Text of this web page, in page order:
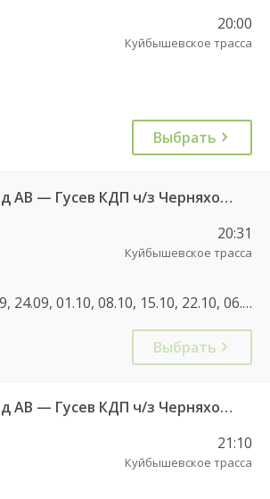
20:00
Куйбышевское трасса
Выбрать
580 Калининград АВ — Гусев КДП ч/з Черняховск АС
20:31
Куйбышевское трасса
01.09, 08.09, 17.09, 24.09, 01.10, 08.10, 15.10, 22.10, 06.11, 02.01, 08.01, 22.02, 07.03, 13.03, 14.03, 21.07, 28.07, 18.08, 25.08, 01.09, 02.11, 04.11, 28.12, 29.12, 08.01, 21.09
Выбрать
580 Калининград АВ — Гусев КДП ч/з Черняховск АС
21:10
Куйбышевское трасса